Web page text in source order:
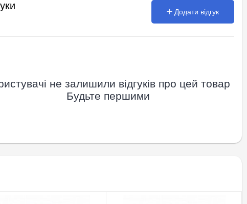
Додати відгук
не залишили відгуків про цей товар
Будьте першими